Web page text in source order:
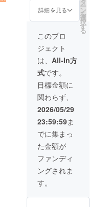
しかね
ます。
ーーー
ーーー
ー “備考
欄”に、
認知症
や介護
につい
ての思
い出、
ご支援
いただ
いた理
由をお
聞かせ
いただ
けます
と幸い
です。
支援者
様用の
ご用意
いただ
きま
希望の
座席の
場所が
ありま
した
ら“備考
欄”にご
記入く
ださ
い。(例:
階段が
少ない
ところ
イレに
に動画
たしま
詳細は
メール
にてご
案内い
たしま
す。 ・
動画視
聴期限
(予定)で
す。 ・
収録時
間：80
分
ーーー
ーーー
欄”に、
日開催
る認知
症の世
界 東
京公
演」に
一名様
をご招
待させ
ていた
だきま
す。 日
程：
2026年
6月14日
(日) 時
間：開
演時間
①13:30
※ ご観
・内
容：認
知症介
護につ
いてな
ど ・
2026年
10月ま
でに開
催予定
※場所・
日時は
ご支援
者様と
相談の
上、決
定させ
ていた
だきま
す。 ※
ご支援
費・通
相談を
させて
いただ
き、地
域性や
目的に
合った
公演内
容にな
るよう
に台本
を改変
したオ
リジナ
ル公演
です。
・メー
ルやお
電話で
のやり
取りを
きま
詳細を見る ー
ン
を
選
択
す
る
このプロ
ジェクト
は、 All-In方
式です。
目標金額に
関わらず、
2026/05/29
23:59:59ま
でに集まっ
た金額が
ファンディ
ングされま
す。